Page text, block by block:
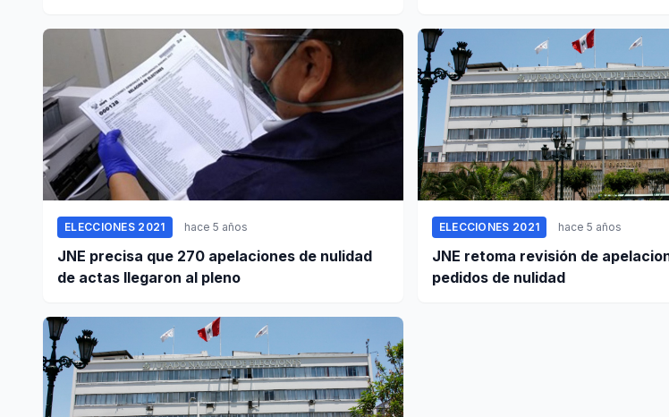
ELECCIONES 2021 hace 5 años
JNE precisa que 270 apelaciones de nulidad
de actas llegaron al pleno
ELECCIONES 2021 hace 5 años
JNE retoma revisión de
pedidos de nulidad